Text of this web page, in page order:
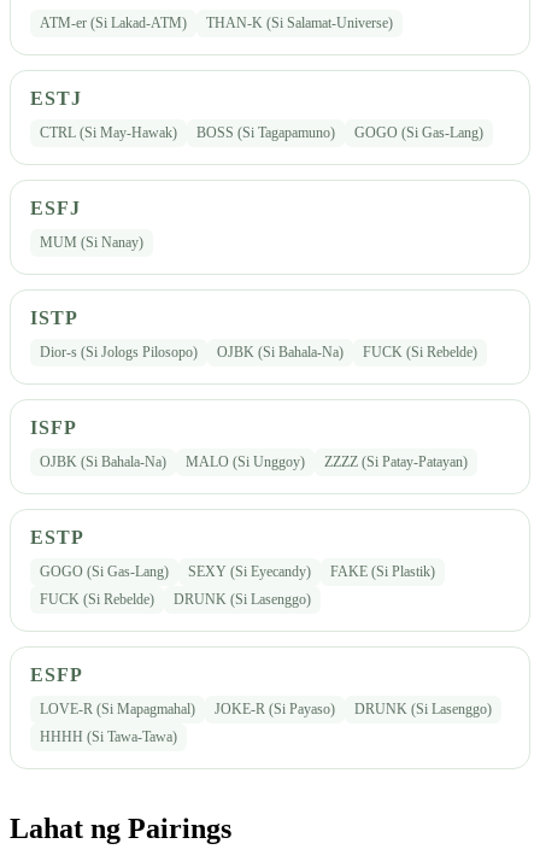
ATM-er (Si Lakad-ATM) THAN-K (Si Salamat-Universe)
ESTJ
CTRL (Si May-Hawak) BOSS (Si Tagapamuno) GOGO (Si Gas-Lang)
ESFJ
MUM (Si Nanay)
ISTP
Dior-s (Si Jologs Pilosopo) OJBK (Si Bahala-Na) FUCK (Si Rebelde)
ISFP
OJBK (Si Bahala-Na) MALO (Si Unggoy) ZZZZ (Si Patay-Patayan)
ESTP
GOGO (Si Gas-Lang) SEXY (Si Eyecandy)
FAKE (Si Plastik)
FUCK (Si Rebelde)
DRUNK (Si Lasenggo)
ESFP
LOVE-R (Si Mapagmahal) JOKE-R (Si Payaso)
DRUNK (Si Lasenggo)
HHHH (Si Tawa-Tawa)
Lahat ng Pairings